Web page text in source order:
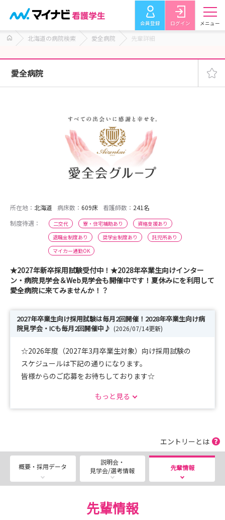
会員登録 ログイン メニュー
北海道の病院検索 愛全病院 先輩詳細
愛全病院
所在地： 北海道 病床数： 609床 看護師数： 241名
制度待遇：
二交代 寮・住宅補助あり
資格支援あり
退職金制度あり
奨学金制度あり
託児所あり
マイカー通勤OK
★2027年新卒採用試験受付中！★2028年卒業生向けインター
ン・病院見学会＆Web見学会も開催中です！夏休みにを利用して
愛全病院に来てみませんか！？
2027年卒業生向け採用試験は毎月2回開催！2028年卒業生向け病
院見学会・ICも毎月2回開催中♪ (2026/07/14更新)
☆2026年度（2027年3月卒業生対象）向け採用試験の
スケジュールは下記の通りになります。
皆様からのご応募をお待ちしております☆
◆2026年度（2027年3月卒業生対象）採用試験◆
・2026年8月7日（金）
・2026年8月21日（金）
※上記日時での参加が難しい方は個別対応も可能です。
土日の選考会も可能です。詳しくはお問い合わせください
もっと見る
エントリーとは
概要・採用データ
説明会・
見学会/選考情報
先輩情報
先輩情報